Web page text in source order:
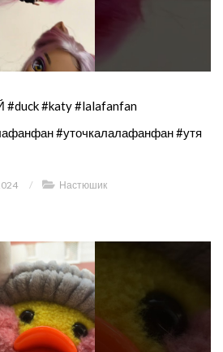
#katy #lalafanfan
#уточкалалафанфан #утя
/ Настюшик